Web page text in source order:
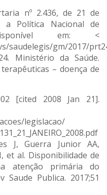
nº 2.436, de 21 de
a Política Nacional de
em: <
saudelegis/gm/2017/
Ministério da Saúde.
– doença de
[cited 2008 Jan 21].
legislacao/
J, Guerra Junior AA,
et al. Disponibilidade de
atenção primária do
Saude Publica. 2017;51